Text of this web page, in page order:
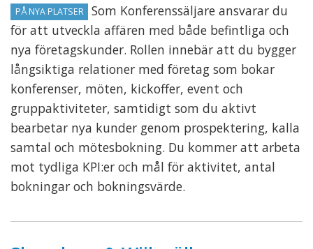
PÅ NYA PLATSER
Som Konferenssäljare ansvarar du
för att utveckla affären med både befintliga och
nya företagskunder. Rollen innebär att du bygger
långsiktiga relationer med företag som bokar
konferenser, möten, kickoffer, event och
gruppaktiviteter, samtidigt som du aktivt
bearbetar nya kunder genom prospektering, kalla
samtal och mötesbokning. Du kommer att arbeta
mot tydliga KPI:er och mål för aktivitet, antal
bokningar och bokningsvärde.